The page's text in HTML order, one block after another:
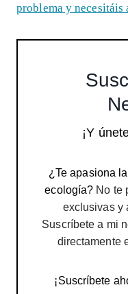
problema y necesitáis
¡Y
¿Te apasiona
ecología? No te
exclusivas y
Suscríbete a mi
directamente
¡Suscríbete